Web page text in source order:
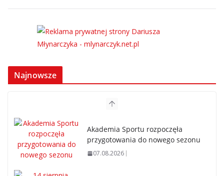
Najnowsze
Akademia Sportu rozpoczęła
przygotowania do nowego sezonu
07.08.2026